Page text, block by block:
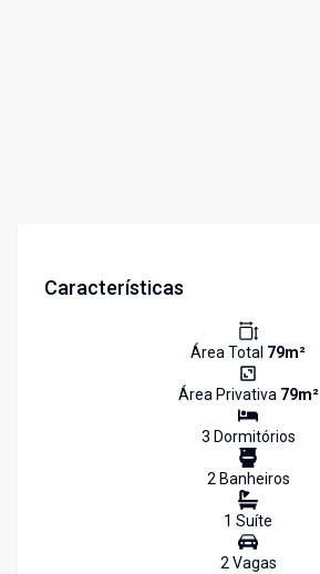
Características
Área Total 79m²
Área Privativa 79m²
3 Dormitórios
2Banheiros
1 Suíte
2Vagas